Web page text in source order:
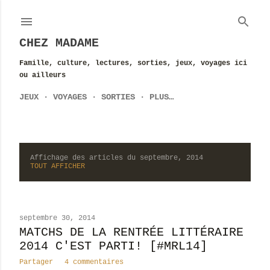
CHEZ MADAME
Famille, culture, lectures, sorties, jeux, voyages ici
ou ailleurs
JEUX VOYAGES SORTIES PLUS…
r
i
c
Affichage des articles du septembre, 2014
TOUT AFFICHER
septembre 30, 2014
MATCHS DE LA RENTRÉE LITTÉRAIRE
2014 C'EST PARTI! [#MRL14]
Partager 4 commentaires